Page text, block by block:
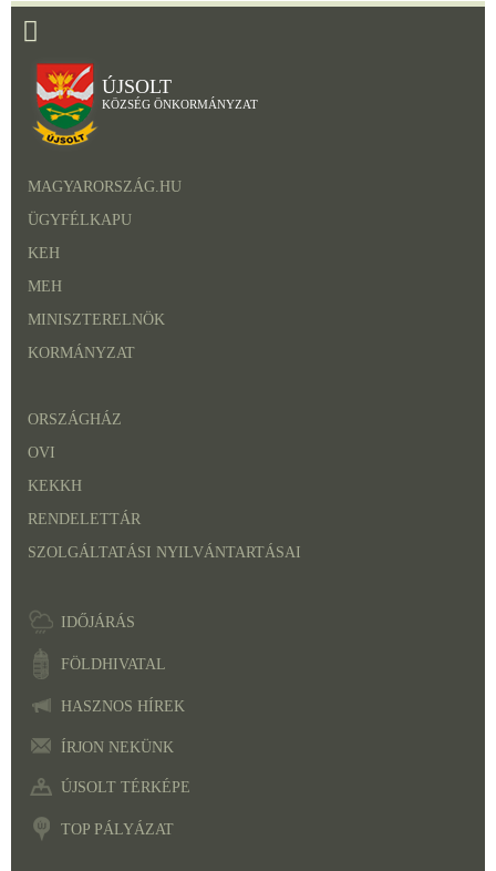
ÚJSOLT
KÖZSÉG ÖNKORMÁNYZAT
MAGYARORSZÁG.HU
ÜGYFÉLKAPU
KEH
MEH
MINISZTERELNÖK
KORMÁNYZAT
ORSZÁGHÁZ
OVI
KEKKH
RENDELETTÁR
SZOLGÁLTATÁSI NYILVÁNTARTÁSAI
IDŐJÁRÁS
FÖLDHIVATAL
HASZNOS HÍREK
ÍRJON NEKÜNK
ÚJSOLT TÉRKÉPE
TOP PÁLYÁZAT